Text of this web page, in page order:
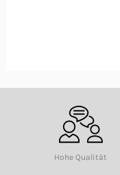
Hohe Qualität